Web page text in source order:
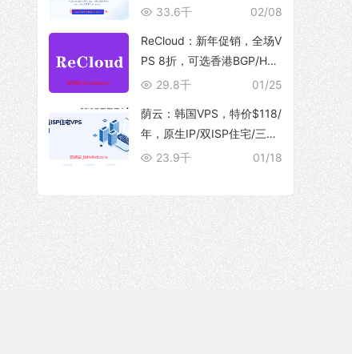
10Gbps 大带宽，解锁流媒
02/08
33.6千
ReCloud：新年促销，全场V
PS 8折，可选香港BGP/HG
C、台湾TFN/Hinet家宽、马
01/25
29.8千
荫云：韩国VPS，特价$118/
年，原生IP/双ISP住宅/三网
优化直连/250M带宽@5T流
01/18
23.9千